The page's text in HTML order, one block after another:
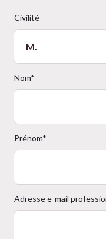
Civilité
Nom*
Prénom*
Adresse e-mail